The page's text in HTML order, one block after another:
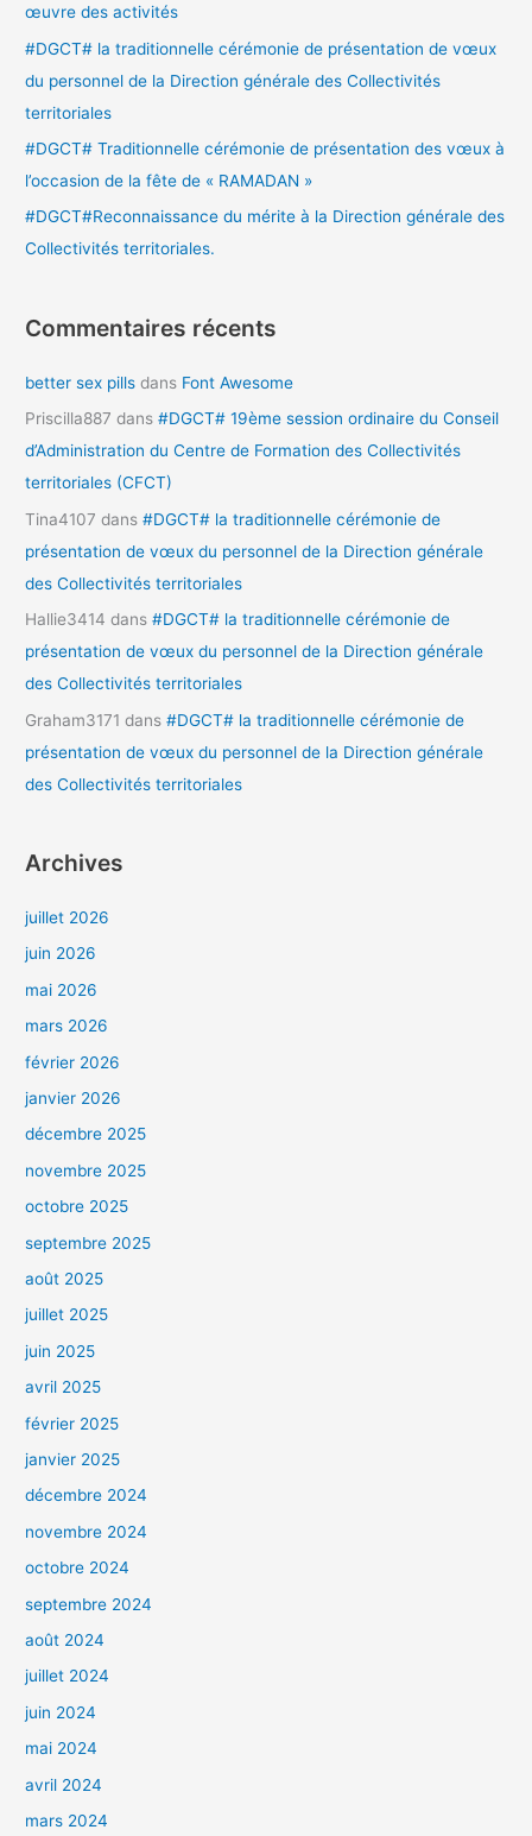
r
:
œuvre des activités
#DGCT# la traditionnelle cérémonie de présentation de vœux
du personnel de la Direction générale des Collectivités
territoriales
#DGCT# Traditionnelle cérémonie de présentation des vœux à
l’occasion de la fête de « RAMADAN »
#DGCT#Reconnaissance du mérite à la Direction générale des
Collectivités territoriales.
Commentaires récents
better sex pills dans Font Awesome
Priscilla887 dans#DGCT# 19ème session ordinaire du Conseil
d’Administration du Centre de Formation des Collectivités
territoriales (CFCT)
Tina4107 dans#DGCT# la traditionnelle cérémonie de
présentation de vœux du personnel de la Direction générale
des Collectivités territoriales
Hallie3414 dans#DGCT# la traditionnelle cérémonie de
présentation de vœux du personnel de la Direction générale
des Collectivités territoriales
Graham3171 dans#DGCT# la traditionnelle cérémonie de
présentation de vœux du personnel de la Direction générale
des Collectivités territoriales
Archives
juillet 2026
juin 2026
mai 2026
mars 2026
février 2026
janvier 2026
décembre 2025
novembre 2025
octobre 2025
septembre 2025
août 2025
juillet 2025
juin 2025
avril 2025
février 2025
janvier 2025
décembre 2024
novembre 2024
octobre 2024
septembre 2024
août 2024
juillet 2024
juin 2024
mai 2024
avril 2024
mars 2024